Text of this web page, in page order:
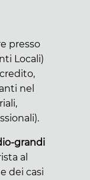
presso
Locali)
nel
grandi
al
dei casi